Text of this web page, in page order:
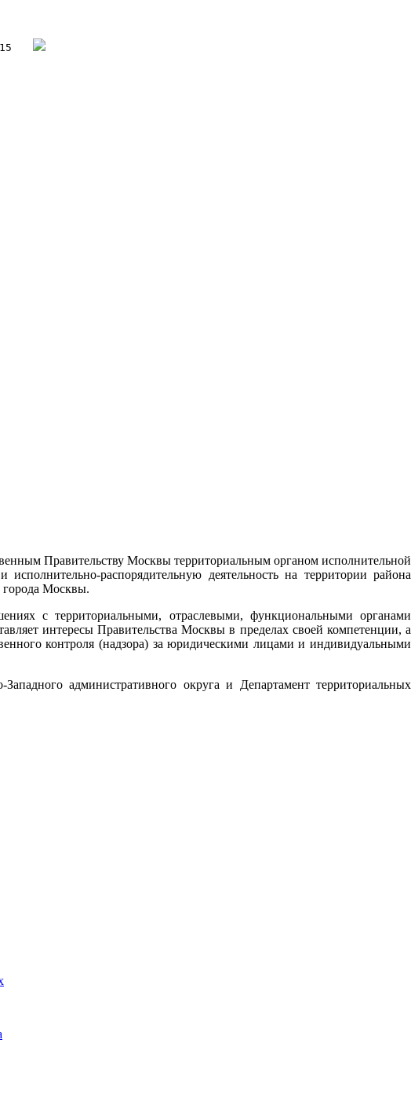
Правительству Москвы территориальным органом исполнительной
распорядительную деятельность на территории района
Москвы.
с территориальными, отраслевыми, функциональными органами
интересы Правительства Москвы в пределах своей компетенции, а
контроля (надзора) за юридическими лицами и индивидуальными
административного округа и Департамент территориальных